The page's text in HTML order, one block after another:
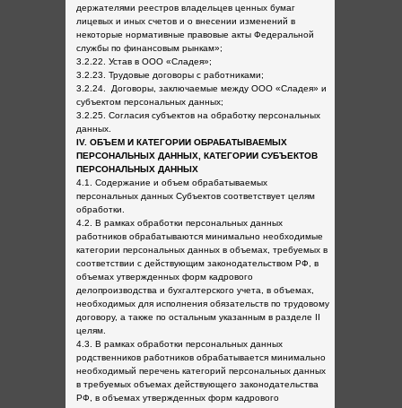
держателями реестров владельцев ценных бумаг
лицевых и иных счетов и о внесении изменений в
некоторые нормативные правовые акты Федеральной
службы по финансовым рынкам»;
3.2.22. Устав в ООО «Сладея»;
3.2.23. Трудовые договоры с работниками;
3.2.24. Договоры, заключаемые между ООО «Сладея» и
субъектом персональных данных;
3.2.25. Согласия субъектов на обработку персональных
данных.
IV. ОБЪЕМ И КАТЕГОРИИ ОБРАБАТЫВАЕМЫХ
ПЕРСОНАЛЬНЫХ ДАННЫХ, КАТЕГОРИИ СУБЪЕКТОВ
ПЕРСОНАЛЬНЫХ ДАННЫХ
4.1. Содержание и объем обрабатываемых
персональных данных Субъектов соответствует целям
обработки.
4.2. В рамках обработки персональных данных
работников обрабатываются минимально необходимые
категории персональных данных в объемах, требуемых в
соответствии с действующим законодательством РФ, в
объемах утвержденных форм кадрового
делопроизводства и бухгалтерского учета, в объемах,
необходимых для исполнения обязательств по трудовому
договору, а также по остальным указанным в разделе II
целям.
4.3. В рамках обработки персональных данных
родственников работников обрабатывается минимально
необходимый перечень категорий персональных данных
в требуемых объемах действующего законодательства
РФ, в объемах утвержденных форм кадрового